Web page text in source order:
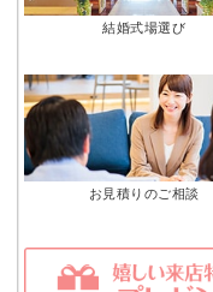
結婚式場選び
お見積りのご相談